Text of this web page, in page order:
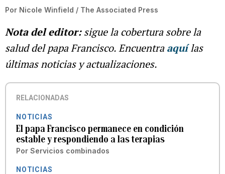
Por Nicole Winfield / The Associated Press
Nota del editor:sigue la cobertura sobre la
salud del papa Francisco. Encuentraaquílas
últimas noticias y actualizaciones.
RELACIONADAS
NOTICIAS
El papa Francisco permanece en condición
estable y respondiendo a las terapias
Por Servicios combinados
NOTICIAS